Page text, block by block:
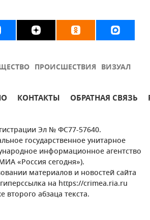
ПРОИСШЕСТВИЯ ВИЗУАЛ
КОНТАКТЫ ОБРАТНАЯ СВЯЗЬ
Эл № ФС77-57640.
государственное унитарное
информационное агентство
«Россия сегодня»).
материалов и новостей сайта
на https://crimea.ria.ru
второго абзаца текста.